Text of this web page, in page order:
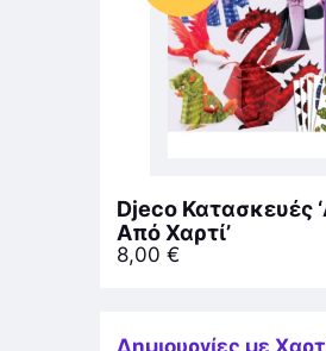
Djeco Κατασκευές
Από Χαρτί’
8,00 €
Δημιουργίες με